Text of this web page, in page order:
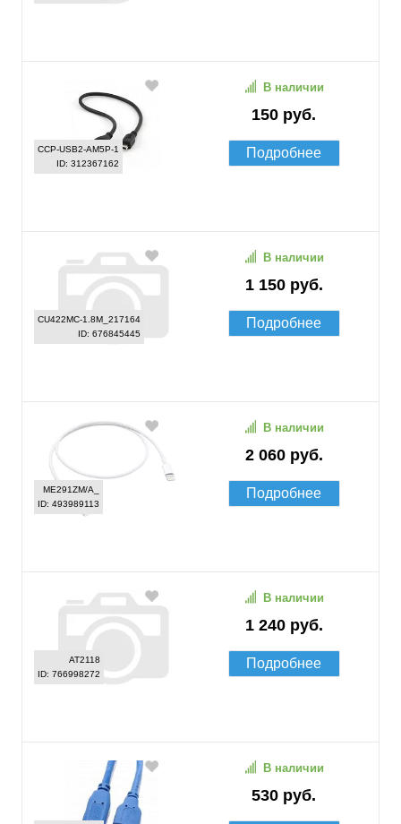
CCP-USB2-AM5P-1
ID: 312367162
150 руб.
В наличии
Подробнее
CU422MC-1.8M_217164
ID: 676845445
1 150 руб.
В наличии
Подробнее
ME291ZM/A_
ID: 493989113
2 060 руб.
В наличии
Подробнее
AT2118
ID: 766998272
1 240 руб.
В наличии
Подробнее
530 руб.
В наличии